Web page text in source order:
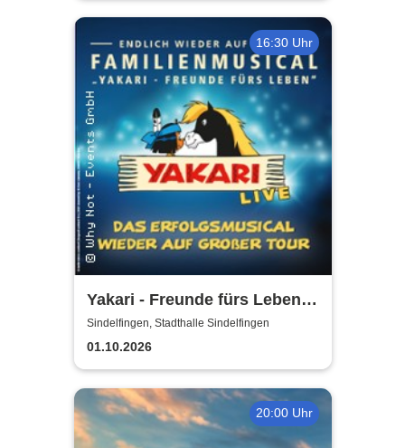
16:30 Uhr
Yakari - Freunde fürs Leben -
Das Musical für die ganze
Familie
Sindelfingen, Stadthalle Sindelfingen
01.10.2026
20:00 Uhr